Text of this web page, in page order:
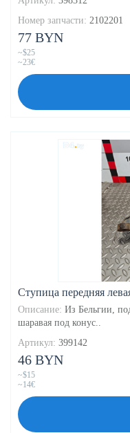
Номер запчасти: 2102201
77 BYN
~$25
~23€
Ступица передняя
Описание: Из Бельгии,
шаравая под конус..
Артикул: 399142
46 BYN
~$15
~14€